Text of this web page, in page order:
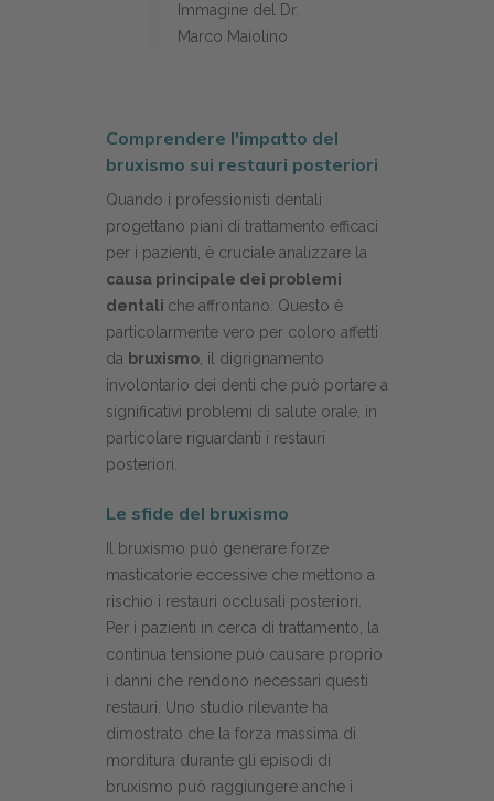
Immagine del Dr.
Marco Maiolino
Comprendere l'impatto del
bruxismo sui restauri posteriori
Quando i professionisti dentali
progettano piani di trattamento efficaci
per i pazienti, è cruciale analizzare la
causa principale dei problemi
dentali che affrontano. Questo è
particolarmente vero per coloro affetti
da bruxismo, il digrignamento
involontario dei denti che può portare a
significativi problemi di salute orale, in
particolare riguardanti i restauri
posteriori.
Le sfide del bruxismo
Il bruxismo può generare forze
masticatorie eccessive che mettono a
rischio i restauri occlusali posteriori.
Per i pazienti in cerca di trattamento, la
continua tensione può causare proprio
i danni che rendono necessari questi
restauri. Uno studio rilevante ha
dimostrato che la forza massima di
morditura durante gli episodi di
bruxismo può raggiungere anche i